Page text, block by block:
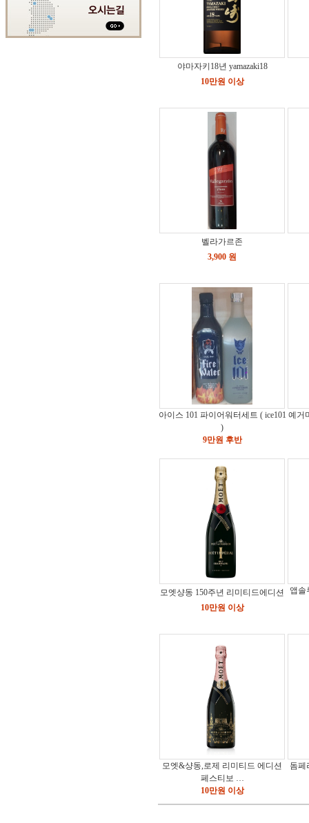
야마자키18년 yamazaki18
10만원 이상
벨라가르존
3,900 원
아이스 101 파이어워터세트 ( ice101
)
9만원 후반
예거
모엣샹동 150주년 리미티드에디션
10만원 이상
앱솔
모엣&샹동,로제 리미티드 에디션
페스티보 …
10만원 이상
돔페